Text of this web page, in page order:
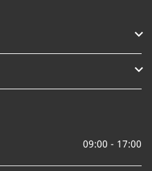


09:00 - 17:00